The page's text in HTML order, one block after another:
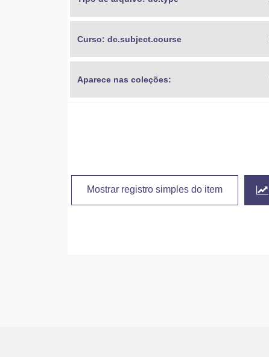
Curso: dc.subject.course
Aparece nas coleções:
Mostrar registro simples do item